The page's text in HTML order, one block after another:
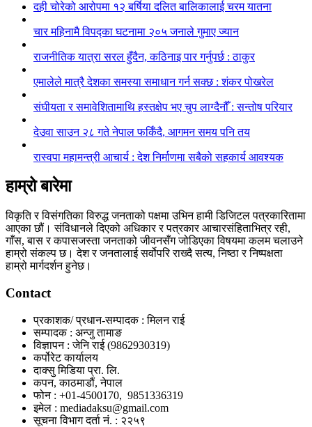
दही चोरेको आरोपमा १२ बर्षिया दलित बालिकालाई चरम यातना
चार महिनामै विपद्का घटनामा २०५ जनाले गुमाए ज्यान
राजनीतिक यात्रा सरल हुँदैन, कठिनाइ पार गर्नुपर्छ : ठाकुर
एमालेले मात्रै देशका समस्या समाधान गर्न सक्छ : शंकर पोखरेल
संघीयता र समावेशितामाथि हस्तक्षेप भए चुप लाग्दैनौँ : सन्तोष परियार
देउवा साउन २८ गते नेपाल फर्किँदै, आगमन समय पनि तय
रास्वपा महामन्त्री आचार्य : देश निर्माणमा सबैको सहकार्य आवश्यक
हाम्रो बारेमा
विकृति र विसंगतिका विरुद्ध जनताको पक्षमा उभिन हामी डिजिटल पत्रकारितामा
आएका छौं। संविधानले दिएको अधिकार र पत्रकार आचारसंहिताभित्र रही,
गाँस, बास र कपासजस्ता जनताको जीवनसँग जोडिएका विषयमा कलम चलाउने
हाम्रो संकल्प छ। देश र जनतालाई सर्वोपरि राख्दै सत्य, निष्ठा र निष्पक्षता
हाम्रो मार्गदर्शन हुनेछ।
Contact
प्रकाशक/ प्रधान-सम्पादक : मिलन राई
सम्पादक : अन्जु तामाङ
विज्ञापन : जेनि राई (9862930319)
कर्पोरेट कार्यालय
दाक्सु मिडिया प्रा. लि.
कपन, काठमाडौं, नेपाल
फोन : +01-4500170, 9851336319
इमेल : mediadaksu@gmail.com
सूचना विभाग दर्ता नं. : २२५९